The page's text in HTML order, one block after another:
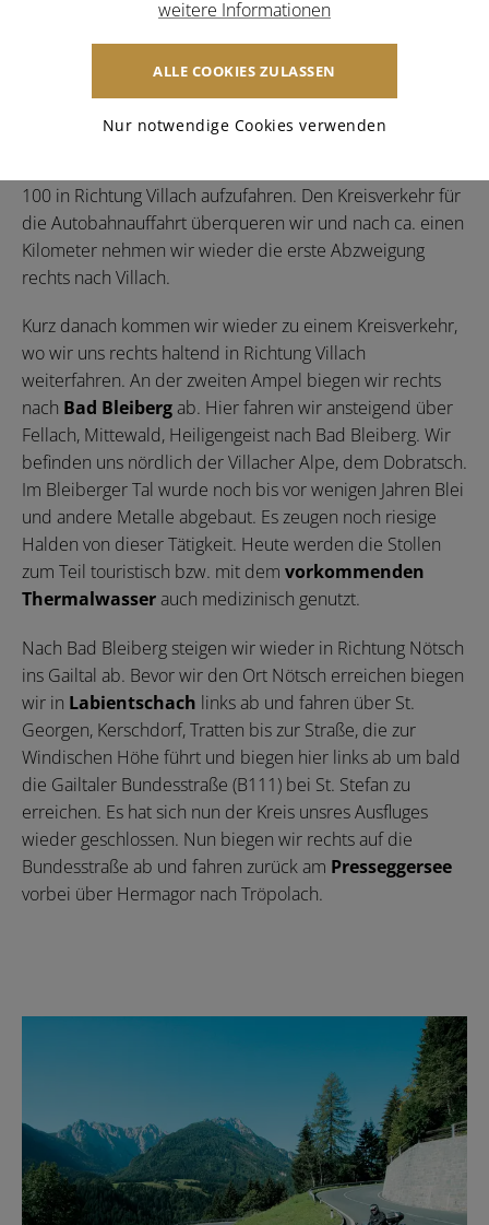
Draubrücke und fahren weiter bis zur Bundesstraße
Straßenunterführung
100 in Richtung Villach aufzufahren. Den Kreisverkehr für
die Autobahnauffahrt überqueren wir und nach ca. einen
Kilometer nehmen wir wieder die erste Abzweigung
rechts nach Villach.
Kurz danach kommen wir wieder zu einem Kreisverkehr,
wo wir uns rechts haltend in Richtung Villach
weiterfahren. An der zweiten Ampel biegen wir rechts
nach Bad Bleibergab. Hier fahren wir ansteigend über
Fellach, Mittewald, Heiligengeist nach Bad Bleiberg. Wir
befinden uns nördlich der Villacher Alpe, dem Dobratsch.
Im Bleiberger Tal wurde noch bis vor wenigen Jahren Blei
und andere Metalle abgebaut. Es zeugen noch riesige
Halden von dieser Tätigkeit. Heute werden die Stollen
zum Teil touristisch bzw. mit dem vorkommenden
Thermalwasserauch medizinisch genutzt.
Nach Bad Bleiberg steigen wir wieder in Richtung Nötsch
ins Gailtal ab. Bevor wir den Ort Nötsch erreichen biegen
wir in Labientschach links ab und fahren über St.
Georgen, Kerschdorf, Tratten bis zur Straße, die zur
Windischen Höhe führt und biegen hier links ab um bald
die Gailtaler Bundesstraße (B111) bei St. Stefan zu
erreichen. Es hat sich nun der Kreis unsres Ausfluges
wieder geschlossen. Nun biegen wir rechts auf die
Bundesstraße ab und fahren zurück am Presseggersee
vorbei über Hermagor nach Tröpolach.
weitere Informationen
ALLE COOKIES ZULASSEN
Nur notwendige Cookies verwenden